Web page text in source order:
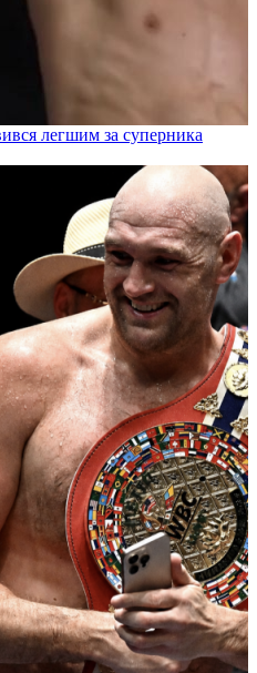
легшим за суперника